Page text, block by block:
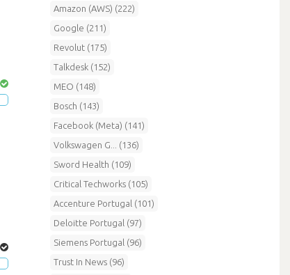
Amazon (AWS) (222)
Google (211)
Revolut (175)
Talkdesk (152)
MEO (148)
Bosch (143)
Facebook (Meta) (141)
Volkswagen G... (136)
Sword Health (109)
Critical Techworks (105)
Accenture Portugal (101)
Deloitte Portugal (97)
Siemens Portugal (96)
Trust In News (96)